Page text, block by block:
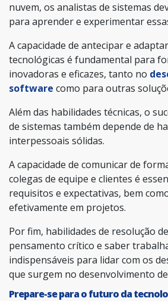
nuvem, os analistas de sistemas
para aprender e experimentar
A capacidade de antecipar e
tecnológicas é fundamental para
inovadoras e eficazes, tanto no
software como para outras
Além das habilidades técnicas, o
de sistemas também depende de
interpessoais sólidas.
A capacidade de comunicar de
colegas de equipe e clientes é
requisitos e expectativas, bem
efetivamente em projetos.
Por fim, habilidades de resolução
pensamento crítico e saber
indispensáveis para lidar com os
que surgem no desenvolvimento
Prepare-se para o futuro da